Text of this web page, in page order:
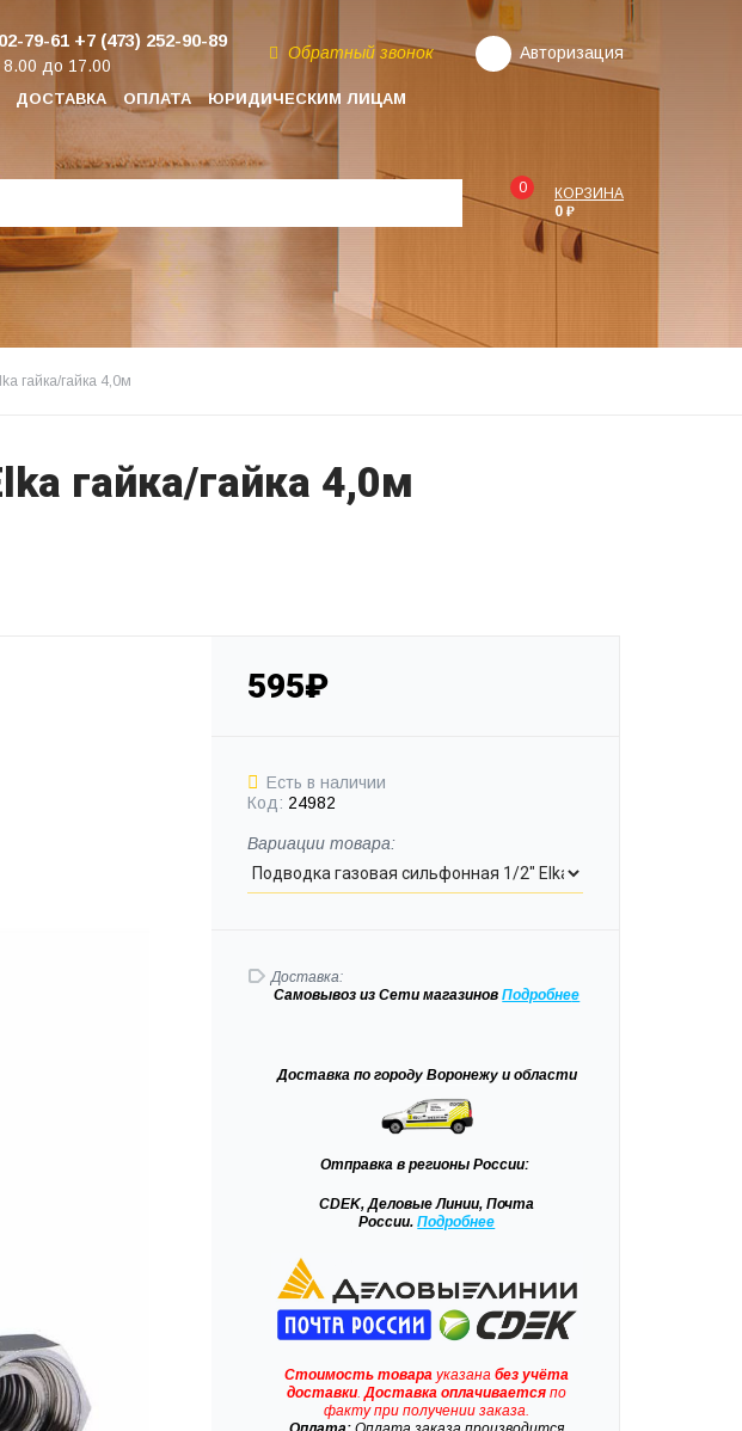
ДОСТАВКА ОПЛАТА
ЮРИДИЧЕСКИМ ЛИЦАМ
79-61 +7 (473) 252-90-89
до 17.00
Обратный звонок Авторизация
0
КОРЗИНА
0 ₽
гайка/гайка 4,0м
гайка/гайка 4,0м
595₽
Есть в наличии
Код: 24982
Вариации товара:
Доставка:
Самовывозиз Сети магазиновПодробнее
Доставкапо городу Воронежу и области
Отправка в регионы России:
CDEK, Деловые Линии, Почта
России.Подробнее
Стоимость товара указанабез учёта
доставки .Доставка оплачивается по
факту при получении заказа.